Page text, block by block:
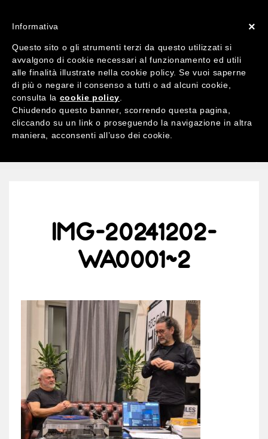
MENU
Ricerca
per:
IMG-20241202-
WA0001~2
×
Informativa
Questo sito o gli strumenti terzi da questo utilizzati si
avvalgono di cookie necessari al funzionamento ed utili
alle finalità illustrate nella cookie policy. Se vuoi saperne
di più o negare il consenso a tutti o ad alcuni cookie,
consulta la cookie policy
Chiudendo questo banner, scorrendo questa pagina,
cliccando su un link o proseguendo la navigazione in altra
maniera, acconsenti all’uso dei cookie.